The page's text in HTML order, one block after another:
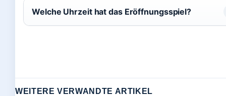
Welche Uhrzeit hat das Eröffnungsspiel?
WEITERE VERWANDTE ARTIKEL